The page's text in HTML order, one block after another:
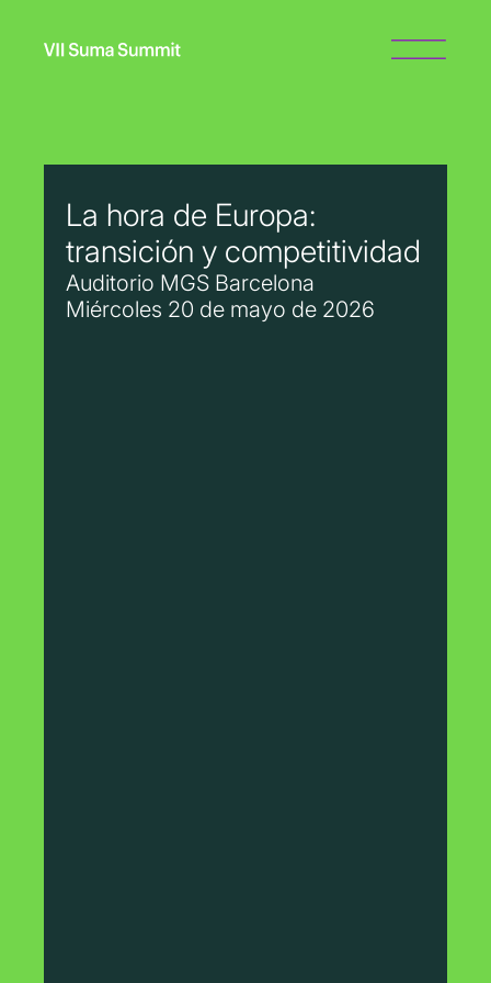
La hora de Europa:
transición y competitividad
Auditorio MGS Barcelona
Miércoles 20 de mayo de 2026